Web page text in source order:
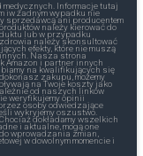
Informacje tutaj
iw żadnym wypadku nie
sprzedawcą ani producentem
należy kierować do
lub w przypadku
należy skonsultować
efekty, które nie muszą
Nasza strona
Amazon i partner innych
na kwalifikujących się
zakupu, możemy
na Twoje koszty jako
od naszych linków
weryfikujemy opinii
osoby odwiedzające
wykryjemy oszustwo.
dokładamy wszelkich
i aktualne, mogą one
wprowadzania zmian,
w dowolnym momencie i